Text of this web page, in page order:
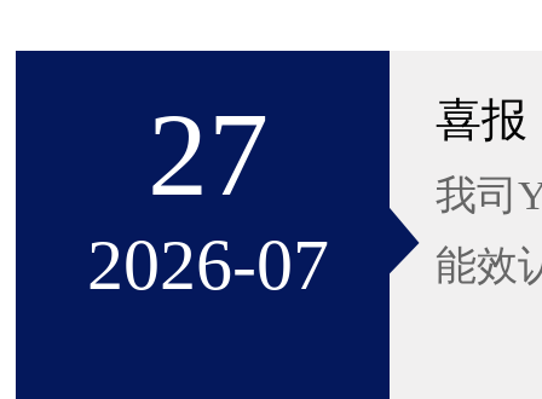
27
2026-07
我司
能效